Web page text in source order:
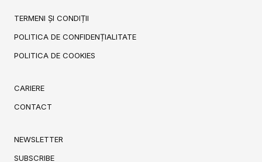
TERMENI ȘI CONDIȚII
POLITICA DE CONFIDENȚIALITATE
POLITICA DE COOKIES
CARIERE
CONTACT
NEWSLETTER
SUBSCRIBE